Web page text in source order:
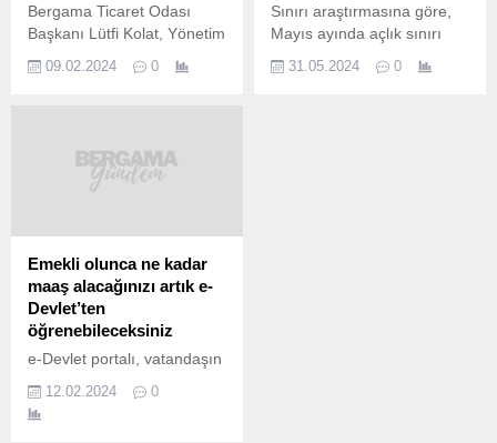
Bergama Ticaret Odası
Başkanı Lütfi Kolat, Yönetim
Genel Sekreter Gülay Koç, ​
Gerçekleşen ziyarette;
bölgemizdeki Zeytin ve
yolculuğu hakkında fikir alış
verişi yapıldı ve hem
Bergama, hem de bölge
genelindeki tarım faaliyetleri
değerlendirildi....
09.02.2024 0
Sınırı araştırmasına göre,
Mayıs ayında açlık sınırı
rakam, 17.002 TL olan
31.05.2024 0
Emekli olunca ne kadar
maaş alacağınızı artık e-
Devlet’ten
öğrenebileceksiniz
e-Devlet portalı, vatandaşın
devam ediyor. Siteye,
emekli adayları için yeni
12.02.2024 0